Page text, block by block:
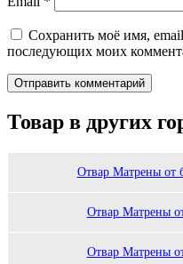
Сохранить моё имя, email
последующих моих
Товар в других
Отвар Матрены от
Отвар Матрены
Отвар Матрены